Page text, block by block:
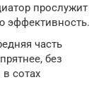
прослужит
эффективность.
часть
без
сотах